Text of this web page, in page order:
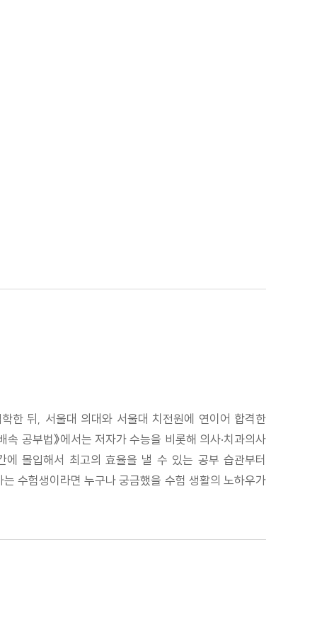
한 뒤, 서울대 의대와 서울대 치전원에 연이어 합격한
공부법》에서는 저자가 수능을 비롯해 의사·치과의사
몰입해서 최고의 효율을 낼 수 있는 공부 습관부터
수험생이라면 누구나 궁금했을 수험 생활의 노하우가